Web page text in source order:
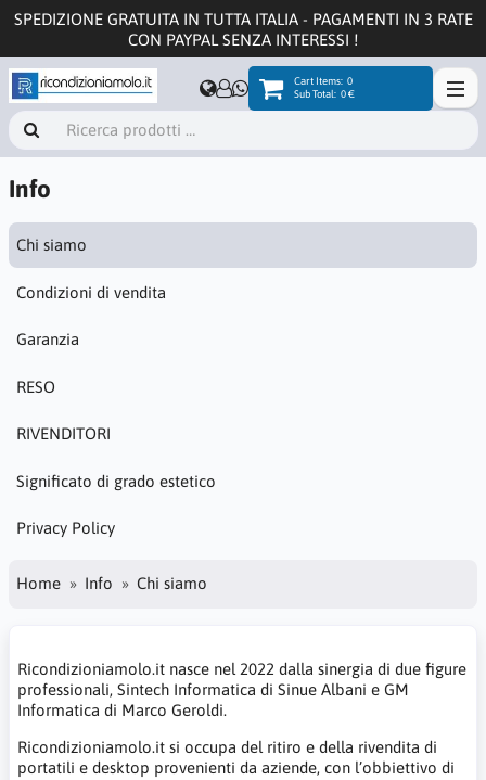
SPEDIZIONE GRATUITA IN TUTTA ITALIA - PAGAMENTI IN 3 RATE
CON PAYPAL SENZA INTERESSI !
Cart Items: 0
Sub Total: 0 €
Info
Chi siamo
Condizioni di vendita
Garanzia
RESO
RIVENDITORI
Significato di grado estetico
Privacy Policy
Home Info Chi siamo
Ricondizioniamolo.it nasce nel 2022 dalla sinergia di due figure
professionali, Sintech Informatica di Sinue Albani e GM
Informatica di Marco Geroldi.
Ricondizioniamolo.it si occupa del ritiro e della rivendita di
portatili e desktop provenienti da aziende, con l’obbiettivo di